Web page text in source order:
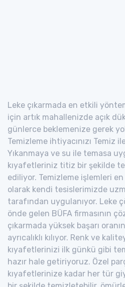
Leke çıkarmada en etkili
için artık mahallenizde açık
günlerce beklemenize gerek
Temizleme ihtiyacınızı Temiz
Yıkanmaya ve su ile temasa
kıyafetleriniz titiz bir şekilde
ediliyor. Temizleme işlemleri
olarak kendi tesislerimizde
tarafından uygulanıyor. Leke
önde gelen BÜFA firmasının
çıkarmada yüksek başarı
ayrıcalıklı kılıyor. Renk ve
kıyafetlerinizi ilk günkü gibi
hazır hale getiriyoruz. Özel
kıyafetlerinize kadar her tür